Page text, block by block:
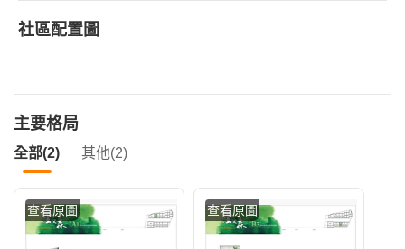
社區配置圖
主要格局
全部(2) 其他(2)
查看原圖 查看原圖